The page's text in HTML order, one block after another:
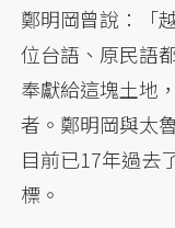
鄭明岡曾說：「
位台語、原民語
奉獻給這塊土地
者。鄭明岡與太
目前已17年過去
標。